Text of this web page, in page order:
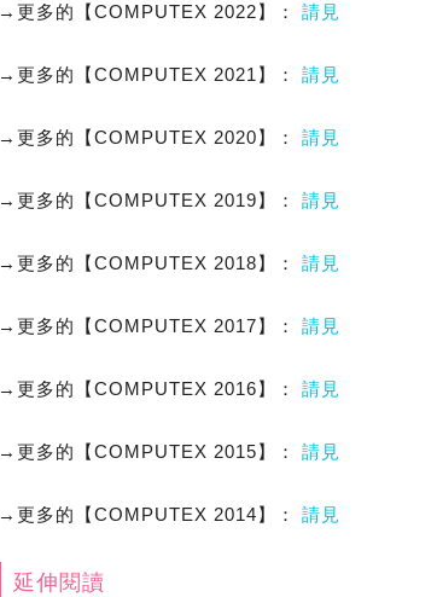
→更多的【COMPUTEX 2022】： 請見
→更多的【COMPUTEX 2021】： 請見
→更多的【COMPUTEX 2020】： 請見
→更多的【COMPUTEX 2019】： 請見
→更多的【COMPUTEX 2018】： 請見
→更多的【COMPUTEX 2017】： 請見
→更多的【COMPUTEX 2016】： 請見
→更多的【COMPUTEX 2015】： 請見
→更多的【COMPUTEX 2014】： 請見
延伸閱讀